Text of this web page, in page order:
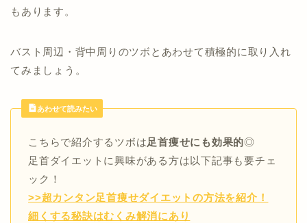
もあります。
バスト周辺・背中周りのツボとあわせて積極的に取り入れ
てみましょう。
あわせて読みたい
こちらで紹介するツボは足首痩せにも効果的◎
足首ダイエットに興味がある方は以下記事も要チェ
ック！
>>超カンタン足首痩せダイエットの方法を紹介！
細くする秘訣はむくみ解消にあり